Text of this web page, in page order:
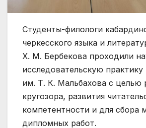
Студенты-филологи
черкесского языка и
Х. М. Бербекова проходили
исследовательскую
им. Т. К. Мальбахова с целью
кругозора, развития
компетентности и для сбора
дипломных работ.